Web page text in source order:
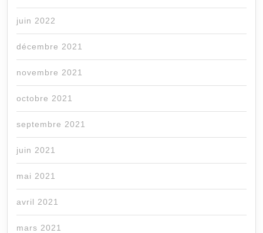
juin 2022
décembre 2021
novembre 2021
octobre 2021
septembre 2021
juin 2021
mai 2021
avril 2021
mars 2021